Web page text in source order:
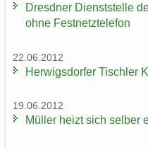
Dresd­ner Dienst­stel­le
ohne Fest­netz­te­le­fon
22.06.2012
Her­wigs­dor­fer Tisch­ler
19.06.2012
Mül­ler heizt sich sel­ber